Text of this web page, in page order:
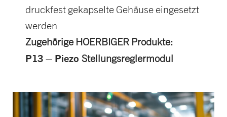
druckfest gekapselte Gehäuse eingesetzt
werden
Zugehörige HOERBIGER Produkte:
P13 – Piezo Stellungsreglermodul